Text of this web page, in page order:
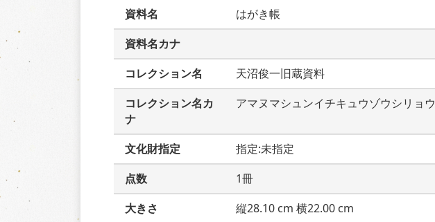
資料名
はがき帳
資料名カナ
コレクション名
天沼俊一旧蔵資料
コレクション名カ
ナ
アマヌマシュンイチキュウゾウシリョウ
文化財指定
指定:未指定
点数
1冊
大きさ
縦28.10 cm 横22.00 cm